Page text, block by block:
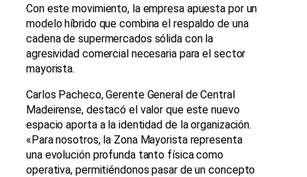
Con este movimiento, la empresa apuesta por un
modelo híbrido que combina el respaldo de una
cadena de supermercados sólida con la
agresividad comercial necesaria para el sector
mayorista.
Carlos Pacheco, Gerente General de Central
Madeirense, destacó el valor que este nuevo
espacio aporta a la identidad de la organización.
«Para nosotros, la Zona Mayorista representa
una evolución profunda tanto física como
operativa, permitiéndonos pasar de un concepto